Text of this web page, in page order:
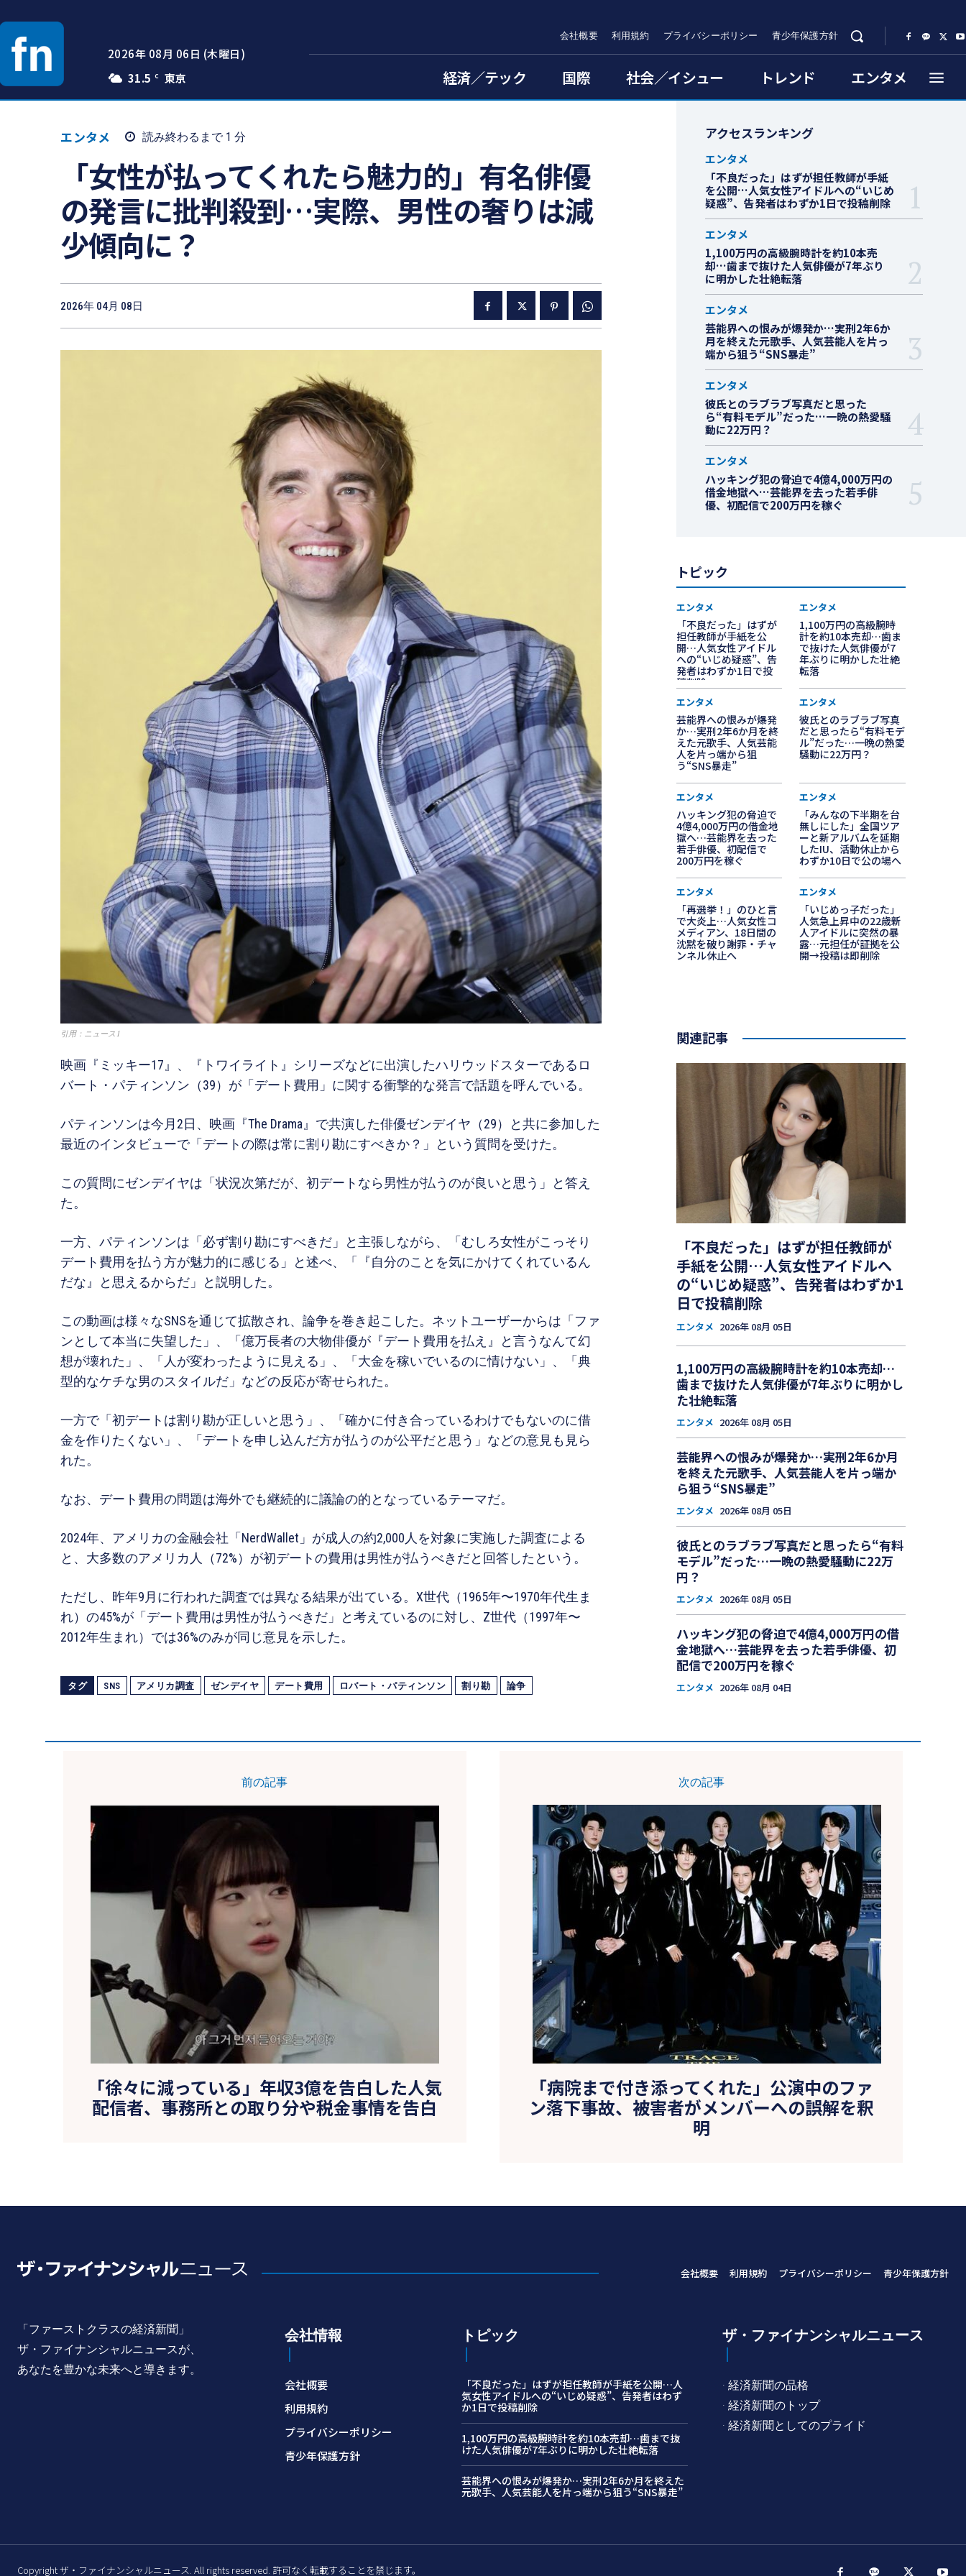
2026年 08月 06日 (木曜日)
31.5 C
会社概要 利用規約 プライバシーポリシー 青少年保護方針
経済／テック 国際 社会／イシュー トレンド エンタメ
エンタメ 読み終わるまで 1 分
「女性が払ってくれたら魅力的」有名俳優
の発言に批判殺到…実際、男性の奢りは減
少傾向に？
2026年 04月 08日
引用：ニュース1
映画『ミッキー17』、『トワイライト』シリーズなどに出演したハリウッドスターであるロ
バート・パティンソン（39）が「デート費用」に関する衝撃的な発言で話題を呼んでいる。
パティンソンは今月2日、映画『The Drama』で共演した俳優ゼンデイヤ（29）と共に参加した
最近のインタビューで「デートの際は常に割り勘にすべきか？」という質問を受けた。
この質問にゼンデイヤは「状況次第だが、初デートなら男性が払うのが良いと思う」と答え
た。
一方、パティンソンは「必ず割り勘にすべきだ」と主張しながら、「むしろ女性がこっそり
デート費用を払う方が魅力的に感じる」と述べ、「『自分のことを気にかけてくれているん
だな』と思えるからだ」と説明した。
この動画は様々なSNSを通じて拡散され、論争を巻き起こした。ネットユーザーからは「ファ
ンとして本当に失望した」、「億万長者の大物俳優が『デート費用を払え』と言うなんて幻
想が壊れた」、「人が変わったように見える」、「大金を稼いでいるのに情けない」、「典
型的なケチな男のスタイルだ」などの反応が寄せられた。
一方で「初デートは割り勘が正しいと思う」、「確かに付き合っているわけでもないのに借
金を作りたくない」、「デートを申し込んだ方が払うのが公平だと思う」などの意見も見ら
れた。
なお、デート費用の問題は海外でも継続的に議論の的となっているテーマだ。
2024年、アメリカの金融会社「NerdWallet」が成人の約2,000人を対象に実施した調査による
と、大多数のアメリカ人（72%）が初デートの費用は男性が払うべきだと回答したという。
ただし、昨年9月に行われた調査では異なる結果が出ている。X世代（1965年〜1970年代生ま
れ）の45%が「デート費用は男性が払うべきだ」と考えているのに対し、Z世代（1997年〜
2012年生まれ）では36%のみが同じ意見を示した。
タグ SNS アメリカ調査 ゼンデイヤ デート費用 ロバート・パティンソン 割り勘 論争
アクセスランキング
エンタメ
「不良だった」はずが担任教師が手紙
を公開…人気女性アイドルへの“いじめ
疑惑”、告発者はわずか1日で投稿削除
エンタメ
1,100万円の高級腕時計を約10本売
却…歯まで抜けた人気俳優が7年ぶり
に明かした壮絶転落
エンタメ
芸能界への恨みが爆発か…実刑2年6か
月を終えた元歌手、人気芸能人を片っ
端から狙う“SNS暴走”
エンタメ
彼氏とのラブラブ写真だと思った
ら“有料モデル”だった…一晩の熱愛騒
動に22万円？
エンタメ
ハッキング犯の脅迫で4億4,000万円の
借金地獄へ…芸能界を去った若手俳
優、初配信で200万円を稼ぐ
トピック
エンタメ
「不良だった」はずが
担任教師が手紙を公
開…人気女性アイドル
への“いじめ疑惑”、告
発者はわずか1日で投
稿削除
エンタメ
1,100万円の高級腕時
計を約10本売却…歯ま
で抜けた人気俳優が7
年ぶりに明かした壮絶
転落
エンタメ
芸能界への恨みが爆発
か…実刑2年6か月を終
えた元歌手、人気芸能
人を片っ端から狙
う“SNS暴走”
エンタメ
彼氏とのラブラブ写真
だと思ったら“有料モデ
ル”だった…一晩の熱愛
騒動に22万円？
エンタメ
ハッキング犯の脅迫で
4億4,000万円の借金地
獄へ…芸能界を去った
若手俳優、初配信で
200万円を稼ぐ
エンタメ
「みんなの下半期を台
無しにした」全国ツア
ーと新アルバムを延期
したIU、活動休止から
わずか10日で公の場へ
エンタメ
「再選挙！」のひと言
で大炎上…人気女性コ
メディアン、18日間の
沈黙を破り謝罪・チャ
ンネル休止へ
エンタメ
「いじめっ子だった」
人気急上昇中の22歳新
人アイドルに突然の暴
露…元担任が証拠を公
開→投稿は即削除
関連記事
「不良だった」はずが担任教師が
手紙を公開…人気女性アイドルへ
の“いじめ疑惑”、告発者はわずか1
日で投稿削除
エンタメ 2026年 08月 05日
1,100万円の高級腕時計を約10本売却…
歯まで抜けた人気俳優が7年ぶりに明かし
た壮絶転落
エンタメ 2026年 08月 05日
芸能界への恨みが爆発か…実刑2年6か月
を終えた元歌手、人気芸能人を片っ端か
ら狙う“SNS暴走”
エンタメ 2026年 08月 05日
彼氏とのラブラブ写真だと思ったら“有料
モデル”だった…一晩の熱愛騒動に22万
円？
エンタメ 2026年 08月 05日
ハッキング犯の脅迫で4億4,000万円の借
金地獄へ…芸能界を去った若手俳優、初
配信で200万円を稼ぐ
エンタメ 2026年 08月 04日
前の記事
「徐々に減っている」年収3億を告白した人気
配信者、事務所との取り分や税金事情を告白
次の記事
「病院まで付き添ってくれた」公演中のファ
ン落下事故、被害者がメンバーへの誤解を釈
明
会社概要 利用規約 プライバシーポリシー 青少年保護方針
「ファーストクラスの経済新聞」
ザ・ファイナンシャルニュースが、
あなたを豊かな未来へと導きます。
会社情報
会社概要
利用規約
プライバシーポリシー
青少年保護方針
トピック
「不良だった」はずが担任教師が手紙を公開…人
気女性アイドルへの“いじめ疑惑”、告発者はわず
か1日で投稿削除
1,100万円の高級腕時計を約10本売却…歯まで抜
けた人気俳優が7年ぶりに明かした壮絶転落
芸能界への恨みが爆発か…実刑2年6か月を終えた
元歌手、人気芸能人を片っ端から狙う“SNS暴走”
ザ・ファイナンシャルニュース
· 経済新聞の品格
· 経済新聞のトップ
· 経済新聞としてのプライド
Copyright ザ・ファイナンシャルニュース. All rights reserved. 許可なく転載することを禁じます。